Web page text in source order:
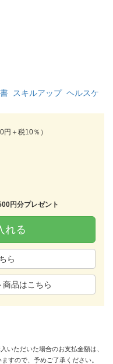
スキルアップ ヘルスケ
円＋税10％）
円分プレゼント
れる
ら
品はこちら
いただいた場合のお支払金額は、
すので、予めご了承ください。